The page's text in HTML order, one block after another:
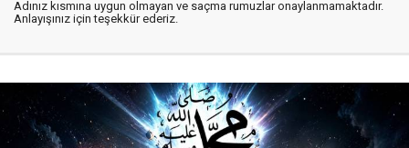
Adınız kısmına uygun olmayan ve saçma rumuzlar onaylanmamaktadır.
Anlayışınız için teşekkür ederiz.